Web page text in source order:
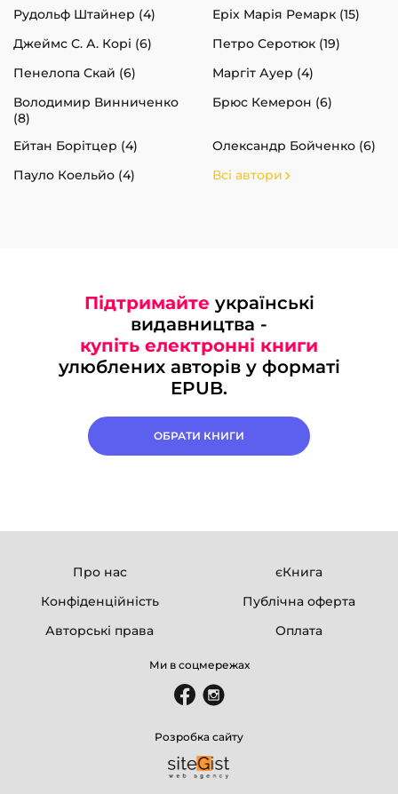
Рудольф Штайнер (4)
Еріх Марія Ремарк (15)
Джеймс С. А. Корі (6)
Петро Серотюк (19)
Пенелопа Скай (6)
Маргіт Ауер (4)
Володимир Винниченко
(8)
Брюс Кемерон (6)
Ейтан Борітцер (4)
Олександр Бойченко (6)
Пауло Коельйо (4)
Всі автори
Підтримайте українські
видавництва -
купіть електронні книги
улюблених авторів у форматі
EPUB.
ОБРАТИ КНИГИ
Про нас
єКнига
Конфіденційність
Публічна оферта
Авторські права
Оплата
Ми в соцмережах
Розробка сайту